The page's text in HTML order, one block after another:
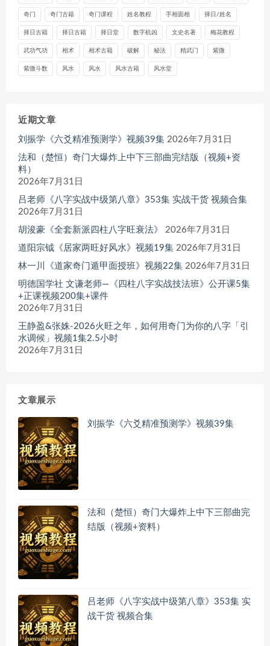
奇门 奇门古籍 奇门课程 姓名教程 手相面相 择日/姓名
择日古籍 择日古籍 择日堂 数字机凶 文史名著 梅花教程
武功气功 相术 相术古籍 破解 秘法 精武门 紫微
紫微斗数 风水 风水 风水古籍 风水堂
近期文章
刘振学《六爻精准预测学》视频39集 2026年7月31日
法和（楚恒）奇门大爆炸上中下三部曲完结版（视频+资
料）
2026年7月31日
吕老师《八字实战中级第八章》353集 实战干货 视频合集
2026年7月31日
胡浚豪《全套新派四柱八字旺衰法》
2026年7月31日
道阳宗钺《居家两旺好风水》视频19集 2026年7月31日
林一川《道家奇门遁甲面授班》视频22集 2026年7月31日
明德国学社 文谦老师—《四柱八字实战技法班》公开课5集
+正课视频200集+课件
2026年7月31日
王静盈&张姝-2026火旺之年，如何用奇门为你的八字「引
水调候」视频1集2.5小时
2026年7月31日
文章展示
刘振学《六爻精准预测学》视频39集
法和（楚恒）奇门大爆炸上中下三部曲完
结版（视频+资料）
吕老师《八字实战中级第八章》353集 实
战干货 视频合集